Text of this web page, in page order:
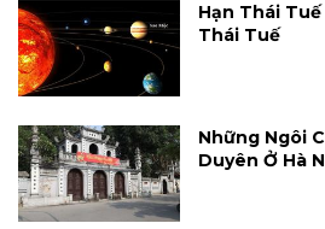
Hạn Thái Tuế
Thái Tuế
Những Ngôi
Duyên Ở Hà